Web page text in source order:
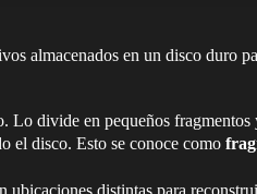
almacenados en un disco duro
divide en pequeños
el disco. Esto se conoce como
distintas para